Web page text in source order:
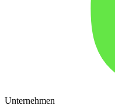
Unternehmen